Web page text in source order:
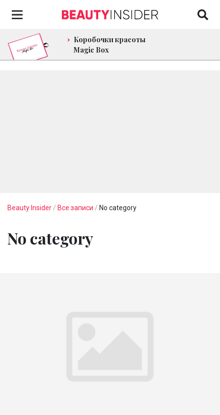
Коробочки красоты
Magic Box
Beauty Insider / Все записи / No category
No category